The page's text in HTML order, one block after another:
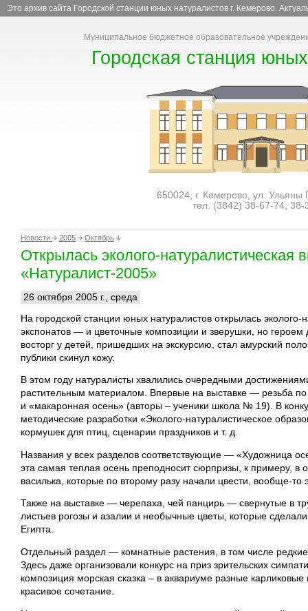
Это архив сайта Городской станции юных натуралистов г. Кемерово.
Муниципальное бюджетное образовательное
Городская станция
650024, г. Кемерово, ул. Ульяны
тел. (3842) 38-67-74, 38-
Новости 2005 Октябрь
Открылась эколого-натуралистическая
«Натуралист-2005»
26 октября 2005 г., среда
На городской станции юных натуралистов открылась эколого-
экспонатов — и цветочные композиции и зверушки, но
восторг у детей, пришедших на экскурсию, стал амурский
публики скинул кожу.
В этом году натуралисты хвалились очередными
растительным материалом. Впервые на выставке — резьба
и «макаронная осень» (авторы – ученики школа № 19). В
методические разработки «Эколого-натуралистическое
кормушек для птиц, сценарии праздников и т. д.
Названия у всех разделов соответствующие — «Художница
эта самая теплая осень преподносит сюрпризы, к примеру, в
василька, которые по второму разу начали цвести, вообще-то
Также на выставке — черепаха, чей панцирь — свернутые в
листьев рогозы и азалии и необычные цветы, которые
Египта.
Отдельный раздел — комнатные растения, в том числе
Здесь даже организовали конкурс на приз зрительских
композиция морская сказка – в аквариуме разные
красивое сочетание.